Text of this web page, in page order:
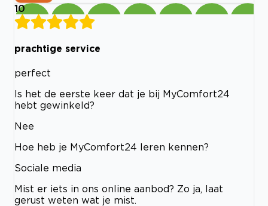
10
prachtige service
perfect
Is het de eerste keer dat je bij MyComfort24
hebt gewinkeld?
Nee
Hoe heb je MyComfort24 leren kennen?
Sociale media
Mist er iets in ons online aanbod? Zo ja, laat
gerust weten wat je mist.